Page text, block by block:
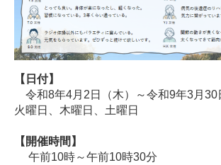
【日付】
令和8年4月2日（木）～令和9年3月
火曜日、木曜日、土曜日
【開催時間】
午前10時～午前10時30分